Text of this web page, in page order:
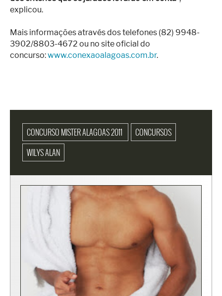
explicou.
Mais informações através dos telefones (82) 9948-
3902/8803-4672 ou no site oficial do
concurso:www.conexaoalagoas.com.br.
CONCURSO MISTER ALAGOAS 2011
CONCURSOS
WILYS ALAN